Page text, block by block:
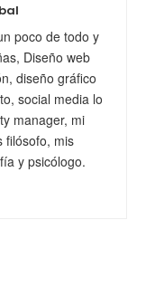
poco de todo y
Diseño web
diseño gráfico
social media lo
manager, mi
filósofo, mis
y psicólogo.